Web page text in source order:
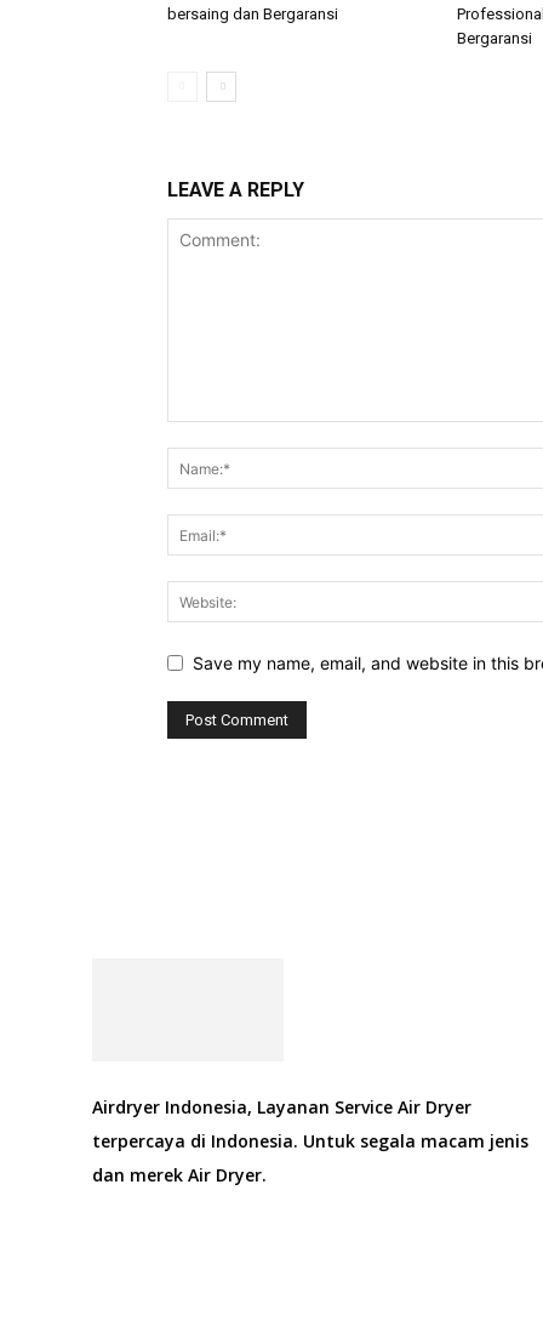
bersaing dan Bergaransi
Bergaransi
LEAVE A REPLY
Save my name, email, and website in this
Airdryer Indonesia, Layanan Service Air Dryer
terpercaya di Indonesia. Untuk segala macam jenis
dan merek Air Dryer.